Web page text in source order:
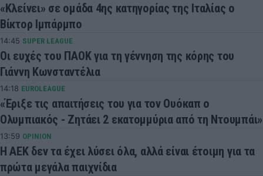
«Κλείνει» σε ομάδα 4ης κατηγορίας της Ιταλίας ο
Βίκτορ Ιμπάρμπο
14:45 SUPER LEAGUE
Οι ευχές του ΠΑΟΚ για τη γέννηση της κόρης του
Γιάννη Κωνσταντέλια
14:18 EUROLEAGUE
«Έριξε τις απαιτήσεις του για τον Ουόκαπ ο
Ολυμπιακός - Ζητάει 2 εκατομμύρια από τη Ντουμπάι»
13:59 OPINION
Η ΑΕΚ δεν τα έχει λύσει όλα, αλλά είναι έτοιμη για τα
πρώτα μεγάλα παιχνίδια